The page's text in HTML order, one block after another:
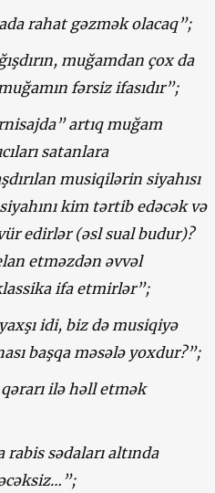
rahat gəzmək olacaq”;
muğamdan çox da
fərsiz ifasıdır”;
artıq muğam
satanlara
musiqilərin siyahısı
kim tərtib edəcək və
edirlər (əsl sual budur)?
etməzdən əvvəl
ifa etmirlər”;
idi, biz də musiqiyə
başqa məsələ yoxdur?”;
ilə həll etmək
sədaları altında